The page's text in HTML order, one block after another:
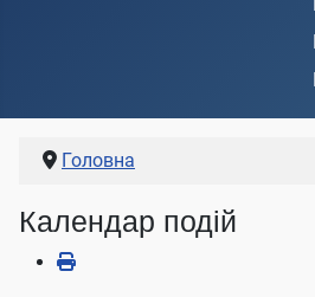
Головна
Календар подій